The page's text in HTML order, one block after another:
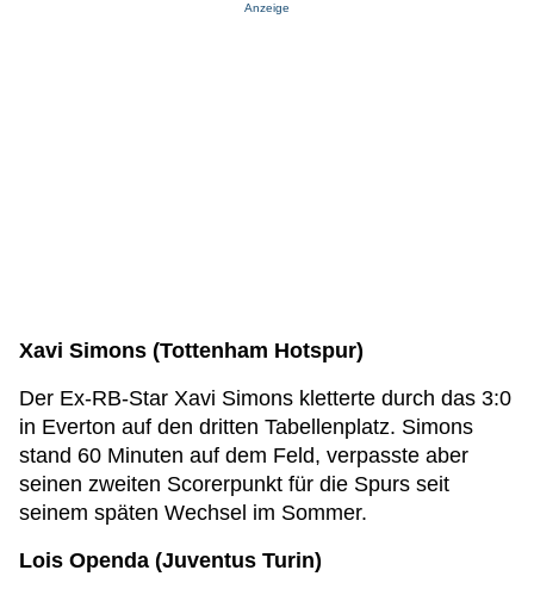
Anzeige
Xavi Simons (Tottenham Hotspur)
Der Ex-RB-Star Xavi Simons kletterte durch das 3:0
in Everton auf den dritten Tabellenplatz. Simons
stand 60 Minuten auf dem Feld, verpasste aber
seinen zweiten Scorerpunkt für die Spurs seit
seinem späten Wechsel im Sommer.
Lois Openda (Juventus Turin)